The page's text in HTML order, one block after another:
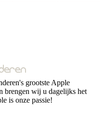
grootste Apple
brengen wij u dagelijks het
is onze passie!